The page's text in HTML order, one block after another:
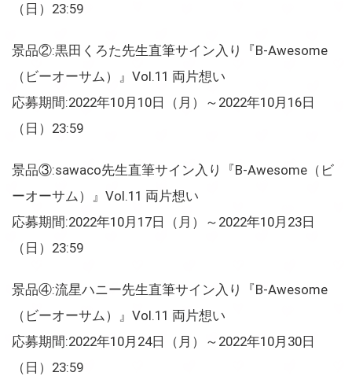
（日）23:59
景品②:黒田くろた先生直筆サイン入り『B-Awesome
（ビーオーサム）』Vol.11 両片想い
応募期間:2022年10月10日（月）～2022年10月16日
（日）23:59
景品③:sawaco先生直筆サイン入り『B-Awesome（ビ
ーオーサム）』Vol.11 両片想い
応募期間:2022年10月17日（月）～2022年10月23日
（日）23:59
景品④:流星ハニー先生直筆サイン入り『B-Awesome
（ビーオーサム）』Vol.11 両片想い
応募期間:2022年10月24日（月）～2022年10月30日
（日）23:59